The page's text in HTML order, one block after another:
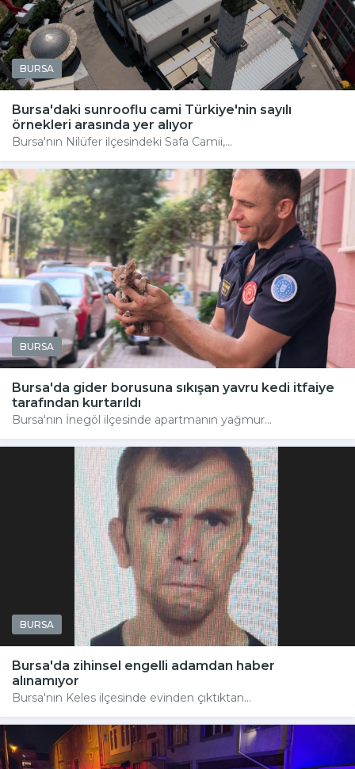
BURSA
Bursa'daki sunrooflu cami Türkiye'nin sayılı
örnekleri arasında yer alıyor
Bursa'nın Nilüfer ilçesindeki Safa Camii,...
BURSA
Bursa'da gider borusuna sıkışan yavru kedi itfaiye
tarafından kurtarıldı
Bursa'nın İnegöl ilçesinde apartmanın yağmur...
BURSA
Bursa'da zihinsel engelli adamdan haber
alınamıyor
Bursa'nın Keles ilçesinde evinden çıktıktan...